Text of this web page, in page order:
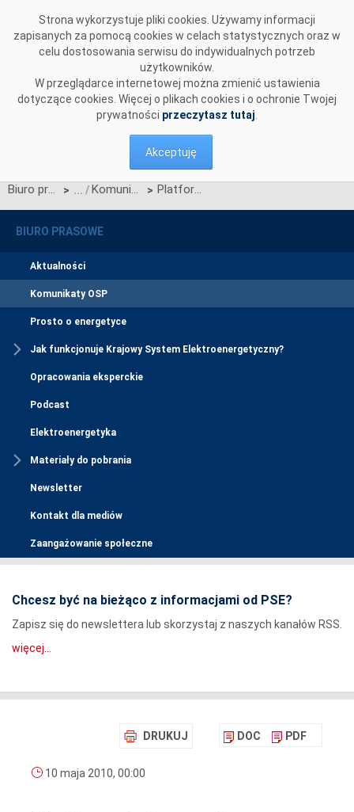
Strona wykorzystuje pliki cookies. Używamy informacji
zapisanych za pomocą cookies w celach statystycznych oraz w
celu dostosowania serwisu do indywidualnych potrzeb
użytkowników.
W przeglądarce internetowej można zmienić ustawienia
dotyczące cookies. Więcej o plikach cookies i o ochronie Twojej
prywatności przeczytasz tutaj
Akceptuję
Biuro prasowe > Komunikaty OSP > Platforma Informacyjna Inteligentnego Opomiarowania
BIURO PRASOWE
Aktualności
Komunikaty OSP
Prosto o energetyce
Jak funkcjonuje Krajowy System Elektroenergetyczny?
Opracowania eksperckie
Podcast
Elektroenergetyka
Materiały do pobrania
Newsletter
Kontakt dla mediów
Zaangażowanie społeczne
Chcesz być na bieżąco z informacjami od PSE?
Zapisz się do newslettera lub skorzystaj z naszych kanałów RSS.
więcej...
DRUKUJ DOC PDF
10 maja 2010, 00:00